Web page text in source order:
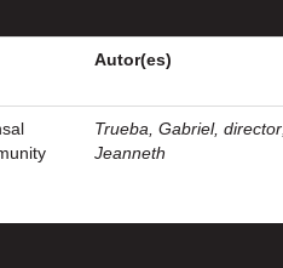
Autor(es)
Trueba, Gabriel, director
Jeanneth